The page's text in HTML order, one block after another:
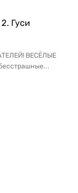
Гуси
ВЕСЁЛЫЕ